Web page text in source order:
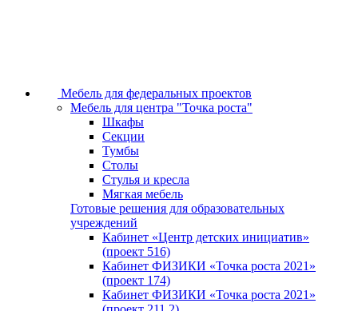
Мебель для федеральных проектов
Мебель для центра "Точка роста"
Шкафы
Секции
Тумбы
Столы
Стулья и кресла
Мягкая мебель
Готовые решения для образовательных
учреждений
Кабинет «Центр детских инициатив»
(проект 516)
Кабинет ФИЗИКИ «Точка роста 2021»
(проект 174)
Кабинет ФИЗИКИ «Точка роста 2021»